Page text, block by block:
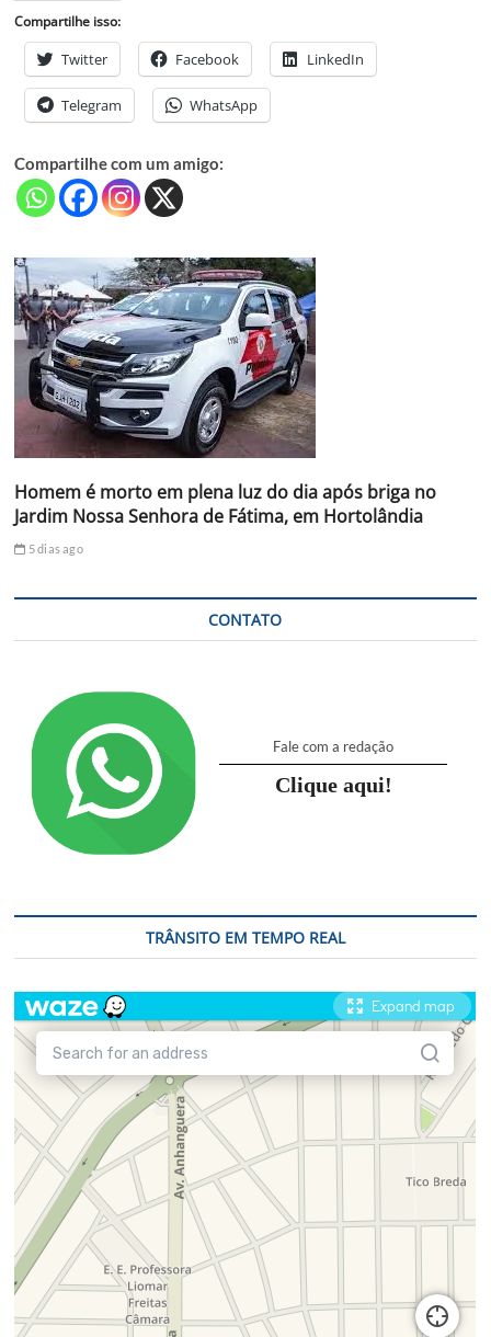
Compartilhe isso:
Twitter Facebook LinkedIn
Telegram WhatsApp
Compartilhe com um amigo:
Homem é morto em plena luz do dia após briga no
Jardim Nossa Senhora de Fátima, em Hortolândia
5 dias ago
CONTATO
Fale com a redação
Clique aqui!
TRÂNSITO EM TEMPO REAL